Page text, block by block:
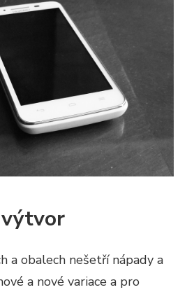
a obalech nešetří nápady a
a nové variace a pro